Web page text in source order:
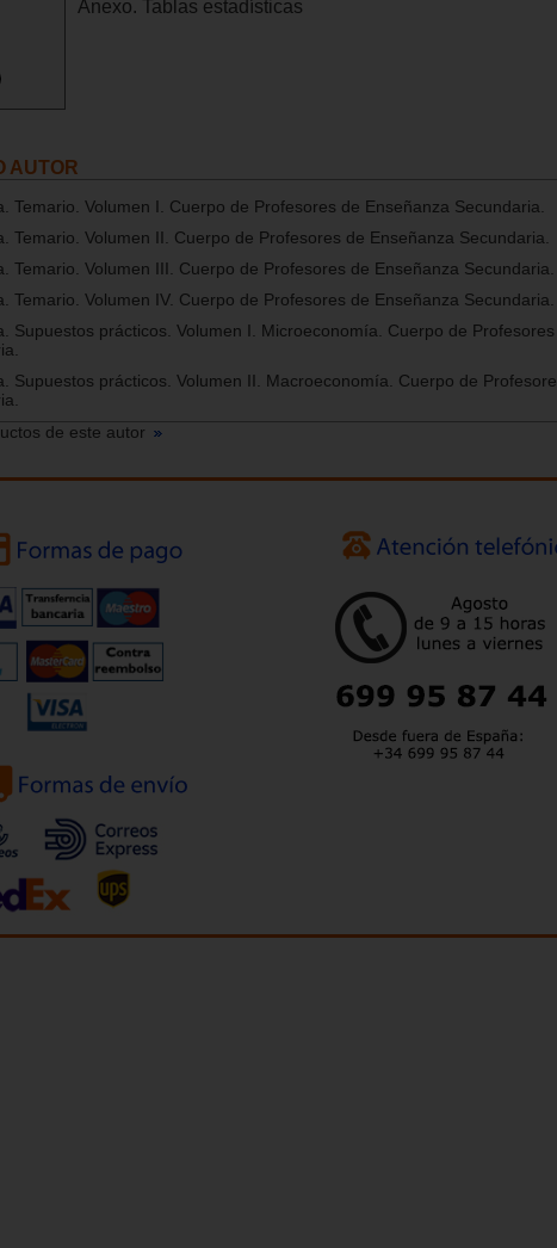
Anexo. Tablas estadísticas
AUTOR
Temario. Volumen I. Cuerpo de Profesores de Enseñanza Secundaria.
Temario. Volumen II. Cuerpo de Profesores de Enseñanza Secundaria.
Temario. Volumen III. Cuerpo de Profesores de Enseñanza Secundaria.
Temario. Volumen IV. Cuerpo de Profesores de Enseñanza Secundaria.
Supuestos prácticos. Volumen I. Microeconomía. Cuerpo de
Supuestos prácticos. Volumen II. Macroeconomía. Cuerpo de
de este autor